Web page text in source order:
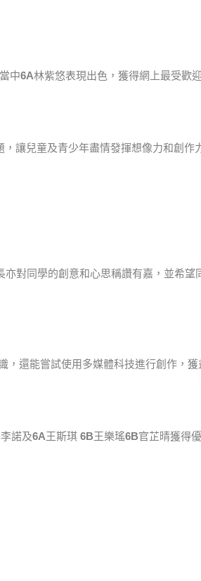
中6A林紫悠表現出色，獲得網上最受歡
讓兒童及青少年盡情發揮想像力和創作
亦對同學的創意和心思稱讚有嘉，並希
，還能嘗試使用多媒體科技進行創作，獲
李諾及6A王斯琪 6B王樂瑤6B官芷晴獲得